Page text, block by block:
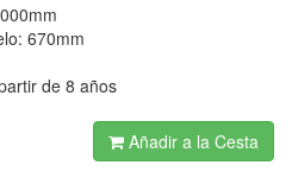
670mm
de 8 años
Añadir a la Cesta